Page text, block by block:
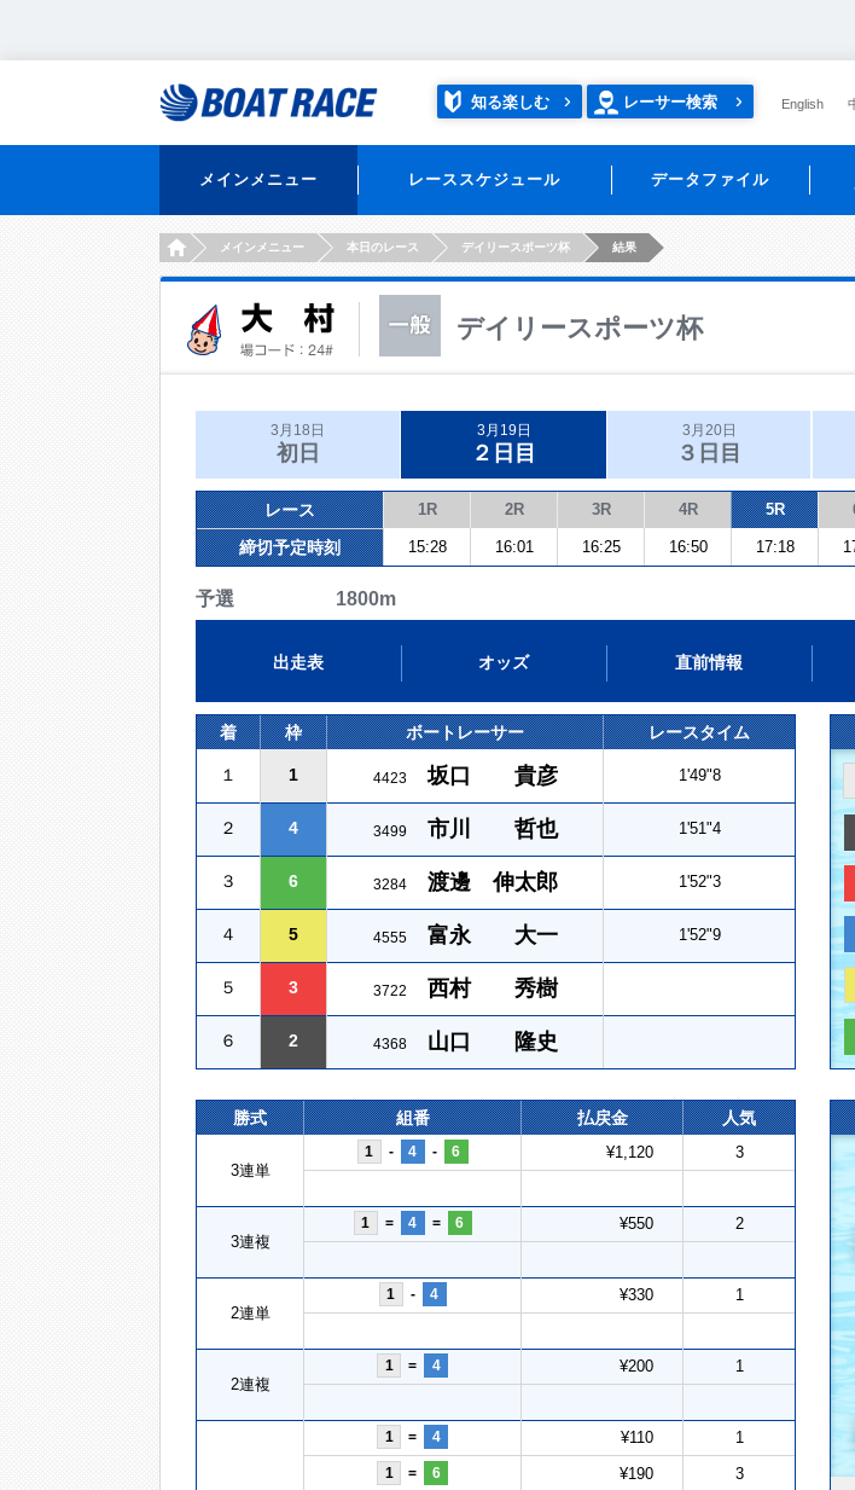
知る楽しむ レーサー検索 English
メインメニュー レーススケジュール データファイル
HOMEメインメニュー 本日のレース デイリースポーツ杯 結果
デイリースポーツ杯
3月18日
初日
3月19日
２日目
3月20日
３日目
レース 1R 2R 3R 4R 5R
締切予定時刻 15:28 16:01 16:25 16:50 17:18
予選 1800m
出走表 オッズ 直前情報
着 枠 ボートレーサー レースタイム
１ 1 4423 坂口 貴彦 1'49"8
２ 4 3499 市川 哲也 1'51"4
３ 6 3284 渡邊 伸太郎 1'52"3
４ 5 4555 富永 大一 1'52"9
５ 3 3722 西村 秀樹
６ 2 4368 山口 隆史
勝式 組番 払戻金 人気
3連単
1 - 4 - 6 ¥1,120 3
3連複
1 = 4 = 6 ¥550 2
2連単
1 - 4 ¥330 1
2連複
1 = 4 ¥200 1
1 = 4 ¥110 1
1 = 6 ¥190 3